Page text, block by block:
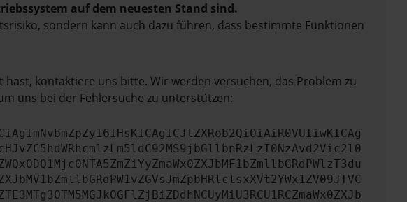
auf dem neuesten Stand sind.
sondern kann auch dazu führen, dass bestimmte Funktionen
kontaktiere uns bitte. Wir werden versuchen, das Problem zu
uns bei der Fehlersuche zu unterstützen: